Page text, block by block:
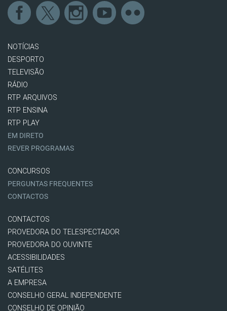
NOTÍCIAS
DESPORTO
TELEVISÃO
RÁDIO
RTP ARQUIVOS
RTP ENSINA
RTP PLAY
EM DIRETO
REVER PROGRAMAS
CONCURSOS
PERGUNTAS FREQUENTES
CONTACTOS
CONTACTOS
PROVEDORA DO TELESPECTADOR
PROVEDORA DO OUVINTE
ACESSIBILIDADES
SATÉLITES
A EMPRESA
CONSELHO GERAL INDEPENDENTE
CONSELHO DE OPINIÃO